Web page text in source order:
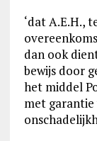
‘dat A.E.H.,
dan ook
bewijs door
het middel
met